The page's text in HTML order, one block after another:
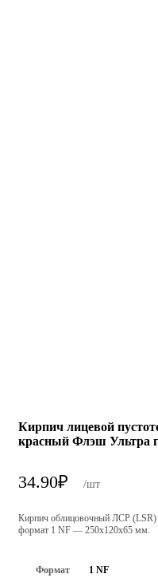
Кирпич лицевой
красный Флэш Ультра
34.90₽ /шт
Кирпич облицовочный ЛСР (LSR)
формат 1 NF — 250x120x65 мм.
Формат 1 NF